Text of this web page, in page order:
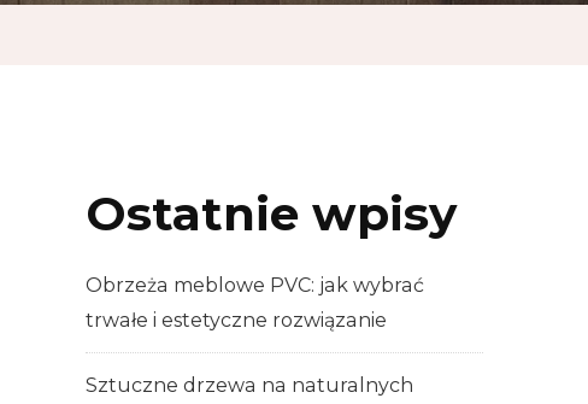
Ostatnie wpisy
Obrzeża meblowe PVC: jak wybrać
trwałe i estetyczne rozwiązanie
Sztuczne drzewa na naturalnych